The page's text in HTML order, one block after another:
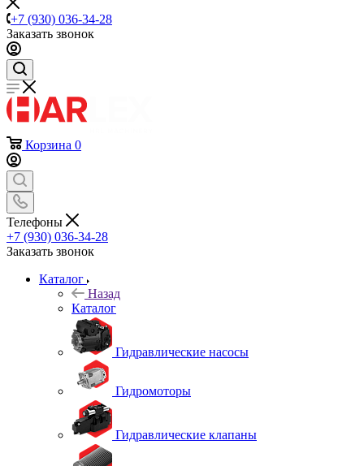
+7 (930) 036-34-28
Заказать звонок
Корзина 0
Телефоны
+7 (930) 036-34-28
Заказать звонок
Каталог
Назад
Каталог
Гидравлические насосы
Гидромоторы
Гидравлические клапаны